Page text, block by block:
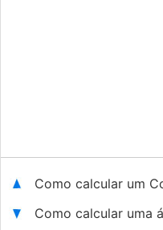
Como calcular um
Como calcular uma